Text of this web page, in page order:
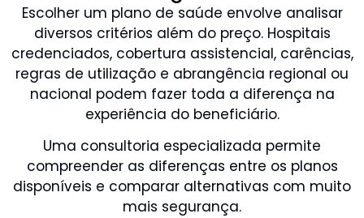
Escolher um plano de saúde envolve analisar
diversos critérios além do preço. Hospitais
credenciados, cobertura assistencial, carências,
regras de utilização e abrangência regional ou
nacional podem fazer toda a diferença na
experiência do beneficiário.
Uma consultoria especializada permite
compreender as diferenças entre os planos
disponíveis e comparar alternativas com muito
mais segurança.